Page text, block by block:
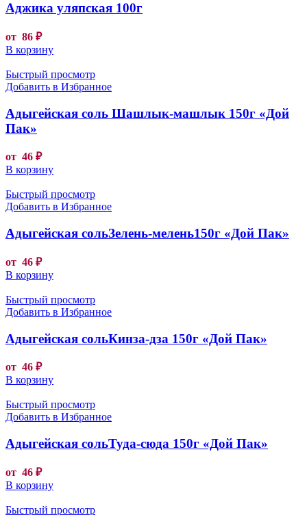
Аджика уляпская 100г
от 86 ₽
В корзину
Быстрый просмотр
Добавить в Избранное
Адыгейская соль Шашлык-машлык 150г «Дой
Пак»
от 46 ₽
В корзину
Быстрый просмотр
Добавить в Избранное
Адыгейская сольЗелень-мелень150г «Дой Пак»
от 46 ₽
В корзину
Быстрый просмотр
Добавить в Избранное
Адыгейская сольКинза-дза 150г «Дой Пак»
от 46 ₽
В корзину
Быстрый просмотр
Добавить в Избранное
Адыгейская сольТуда-сюда 150г «Дой Пак»
от 46 ₽
В корзину
Быстрый просмотр